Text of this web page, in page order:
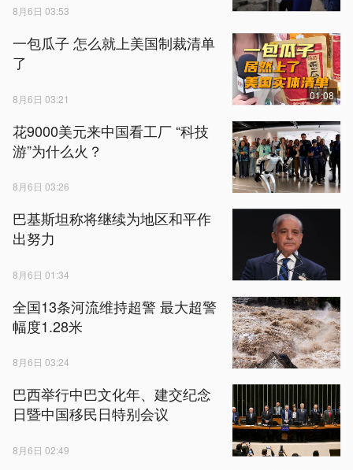
8月6日 03:53
一包瓜子 怎么就上美国制裁清单
了
8月6日 03:21 01:08
花9000美元来中国看工厂 “科技
游”为什么火？
8月6日 03:26
巴基斯坦称将继续为地区和平作
出努力
8月6日 01:34
全国13条河流维持超警 最大超警
幅度1.28米
8月6日 03:24
巴西举行中巴文化年、建交纪念
日暨中国移民日特别会议
8月6日 02:49